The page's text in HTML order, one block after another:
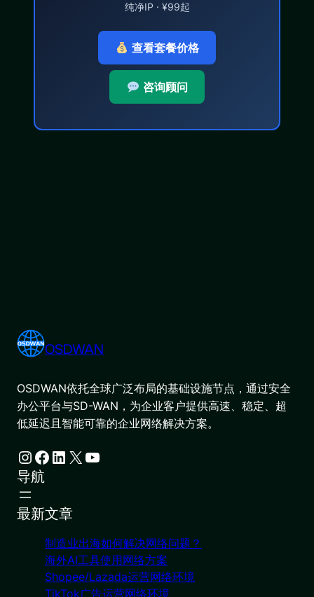
纯净IP · ¥99起
查看套餐价格
咨询顾问
OSDWAN
OSDWAN依托全球广泛布局的基础设施节点，通过安全
办公平台与SD-WAN，为企业客户提供高速、稳定、超
低延迟且智能可靠的企业网络解决方案。
Instagram Facebook LinkedIn X YouTube
导航
最新文章
制造业出海如何解决网络问题？
海外AI工具使用网络方案
Shopee/Lazada运营网络环境
TikTok广告运营网络环境